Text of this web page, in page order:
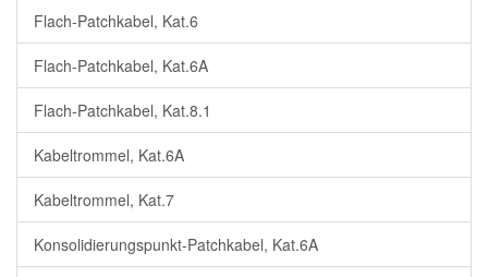
Flach-Patchkabel, Kat.6
Flach-Patchkabel, Kat.6A
Flach-Patchkabel, Kat.8.1
Kabeltrommel, Kat.6A
Kabeltrommel, Kat.7
Konsolidierungspunkt-Patchkabel, Kat.6A